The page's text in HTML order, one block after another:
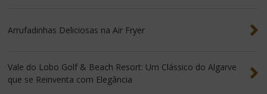
Arrufadinhas Deliciosas na Air Fryer
Vale do Lobo Golf & Beach Resort: Um Clássico do Algarve
que se Reinventa com Elegância